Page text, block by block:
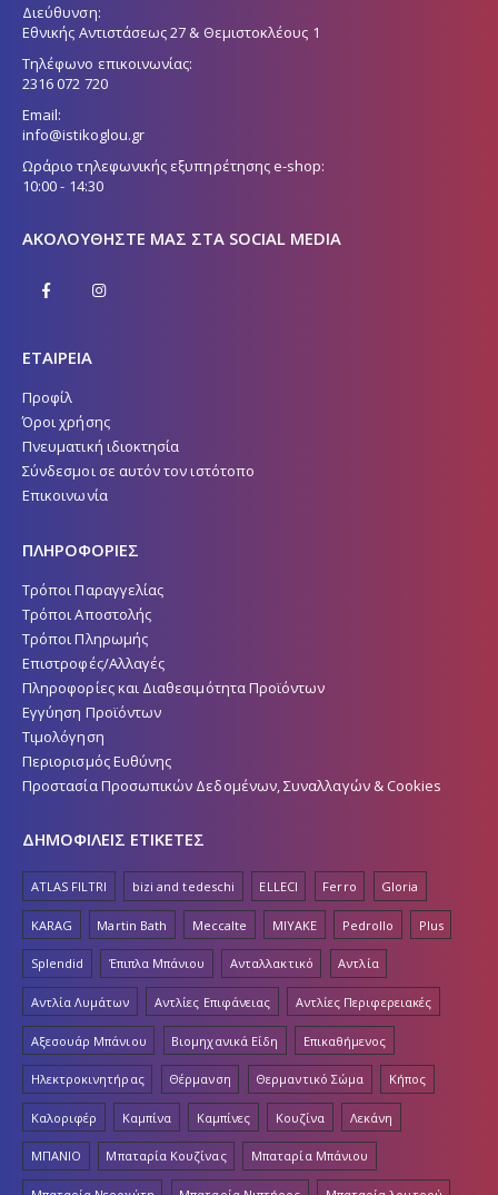
Εθνικής Αντιστάσεως 27 & Θεμιστοκλέους 1
Τηλέφωνο επικοινωνίας:
2316 072 720
Email:
info@istikoglou.gr
Ωράριο τηλεφωνικής εξυπηρέτησης e-shop:
10:00 - 14:30
Όροι χρήσης
Πνευματική ιδιοκτησία
Σύνδεσμοι σε αυτόν τον ιστότοπο
Επικοινωνία
Τρόποι Αποστολής
Τρόποι Πληρωμής
Επιστροφές/Αλλαγές
Πληροφορίες και Διαθεσιμότητα Προϊόντων
Εγγύηση Προϊόντων
Τιμολόγηση
Περιορισμός Ευθύνης
Προστασία Προσωπικών Δεδομένων, Συναλλαγών & Cookies
KARAG Martin Bath Meccalte MIYAKE Pedrollo Plus
Splendid Έπιπλα Μπάνιου Ανταλλακτικό Αντλία
Αντλία Λυμάτων Αντλίες Επιφάνειας Αντλίες Περιφερειακές
Αξεσουάρ Μπάνιου Βιομηχανικά Είδη Επικαθήμενος
Ηλεκτροκινητήρας Θέρμανση Θερμαντικό Σώμα Κήπος
Καλοριφέρ Καμπίνα Καμπίνες Κουζίνα Λεκάνη
ΜΠΑΝΙΟ Μπαταρία Κουζίνας Μπαταρία Μπάνιου
Μπαταρία Νεροχύτη Μπαταρία Νιπτήρος Μπαταρία λουτρού